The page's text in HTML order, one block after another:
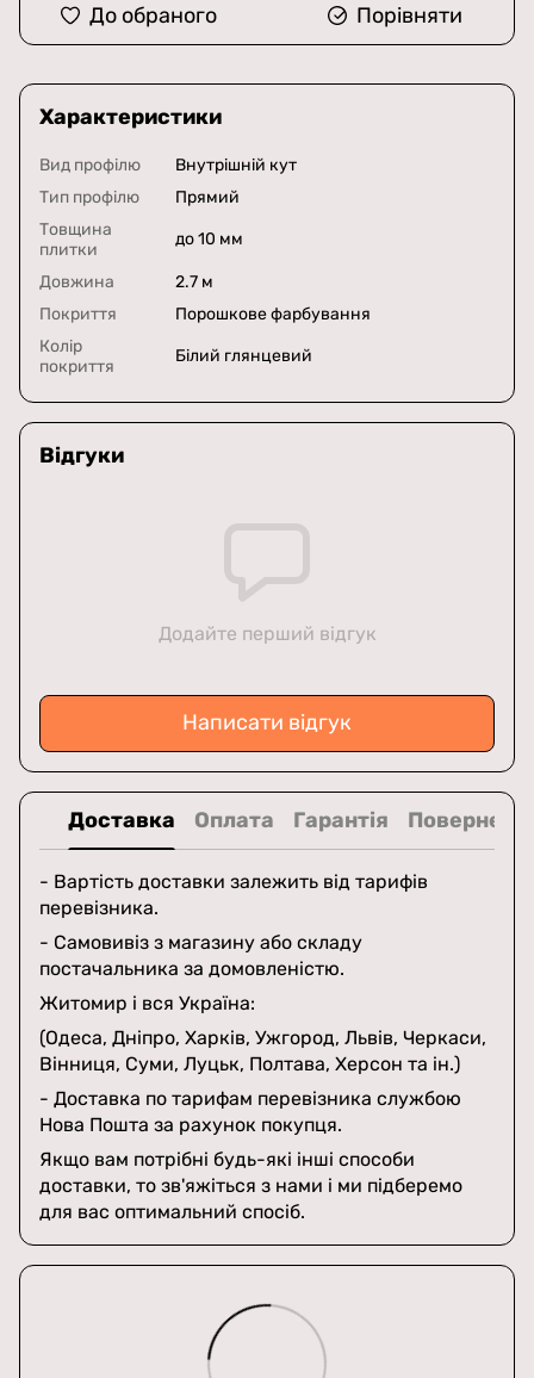
До обраного Порівняти
Характеристики
Вид профілю
Внутрішній кут
Тип профілю
Прямий
Товщина
плитки
до 10 мм
Довжина
2.7 м
Покриття
Порошкове фарбування
Колір
покриття
Білий глянцевий
Відгуки
Додайте перший відгук
Написати відгук
Доставка Оплата Гарантія
- Вартість доставки залежить від тарифів
перевізника.
- Самовивіз з магазину або складу
постачальника за домовленістю.
Житомир і вся Україна:
(Одеса, Дніпро, Харків, Ужгород, Львів, Черкаси,
Вінниця, Суми, Луцьк, Полтава, Херсон та ін.)
- Доставка по тарифам перевізника службою
Нова Пошта за рахунок покупця.
Якщо вам потрібні будь-які інші способи
доставки, то зв'яжіться з нами і ми підберемо
для вас оптимальний спосіб.